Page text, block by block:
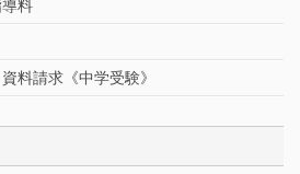
料
料請求《中学受験》